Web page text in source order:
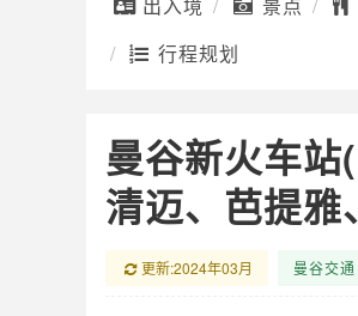
行程规划
曼谷新火车
清迈、芭提雅
更新:2024年03月 曼谷交通